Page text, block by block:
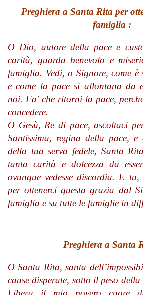
Preghiera a Santa Rita per
famiglia :
O Dio, autore della pace e
carità, guarda benevolo e
famiglia. Vedi, o Signore, come è
e come la pace si allontana da
noi. Fa' che ritorni la pace,
concedere.
O Gesù, Re di pace, ascoltaci
Santissima, regina della pace,
della tua serva fedele, Santa
tanta carità e dolcezza da
ovunque vedesse discordia. E
per ottenerci questa grazia dal
famiglia e su tutte le famiglie in
Preghiera a Santa
O Santa Rita, santa
cause disperate, sotto il peso